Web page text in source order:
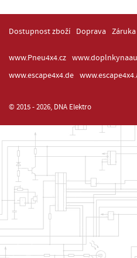
Dostupnost zboží Doprava
www.Pneu4x4.cz
www.escape4x4.de
© 2015 - 2026, DNA Elektro